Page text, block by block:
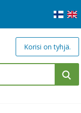
Korisi on tyhjä.